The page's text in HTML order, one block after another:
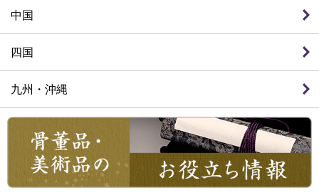
中国
四国
九州・沖縄